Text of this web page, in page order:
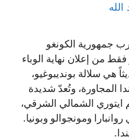
جمهورية الكونغو
من إعلان نهاية الوباء
هي سلالة بونديبوغيو،
المجاورة، وتُعدّ شديدة
ايتوري الشمالي الشرقي،
ومونجوالو وبونيا.